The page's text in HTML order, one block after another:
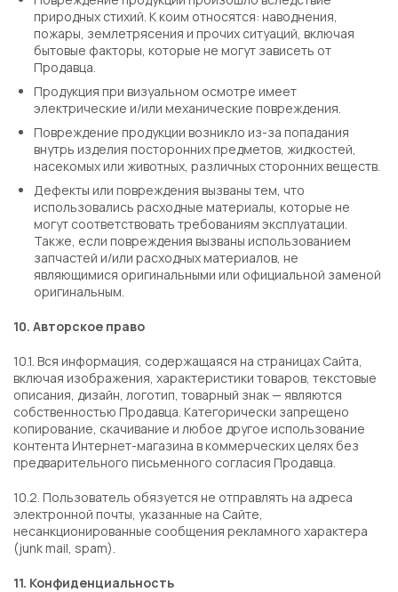
природных стихий. К коим относятся: наводнения,
пожары, землетрясения и прочих ситуаций, включая
бытовые факторы, которые не могут зависеть от
Продавца.
Продукция при визуальном осмотре имеет
электрические и/или механические повреждения.
Повреждение продукции возникло из-за попадания
внутрь изделия посторонних предметов, жидкостей,
насекомых или животных, различных сторонних веществ.
Дефекты или повреждения вызваны тем, что
использовались расходные материалы, которые не
могут соответствовать требованиям эксплуатации.
Также, если повреждения вызваны использованием
запчастей и/или расходных материалов, не
являющимися оригинальными или официальной заменой
оригинальным.
10. Авторское право
10.1. Вся информация, содержащаяся на страницах Сайта,
включая изображения, характеристики товаров, текстовые
описания, дизайн, логотип, товарный знак — являются
собственностью Продавца. Категорически запрещено
копирование, скачивание и любое другое использование
контента Интернет-магазина в коммерческих целях без
предварительного письменного согласия Продавца.
10.2. Пользователь обязуется не отправлять на адреса
электронной почты, указанные на Сайте,
несанкционированные сообщения рекламного характера
(junk mail, spam).
11. Конфиденциальность